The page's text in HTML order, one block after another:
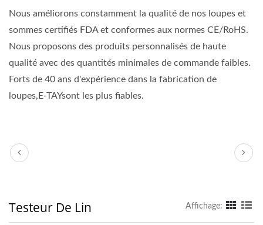
Nous améliorons constamment la qualité de nos loupes et
sommes certifiés FDA et conformes aux normes CE/RoHS.
Nous proposons des produits personnalisés de haute
qualité avec des quantités minimales de commande faibles.
Forts de 40 ans d'expérience dans la fabrication de
loupes,E-TAYsont les plus fiables.
Testeur De Lin Affichage: